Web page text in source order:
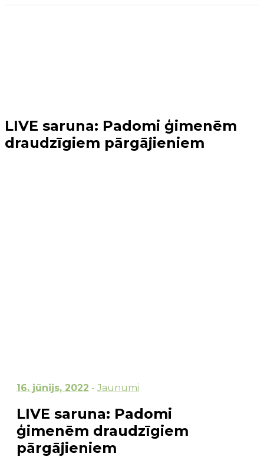
LIVE saruna: Padomi ģimenēm
draudzīgiem pārgājieniem
16. jūnijs, 2022 - Jaunumi
LIVE saruna: Padomi
ģimenēm draudzīgiem
pārgājieniem